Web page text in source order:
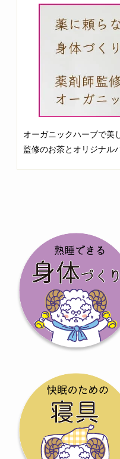
オーガニックハーブで美
監修のお茶とオリジナル